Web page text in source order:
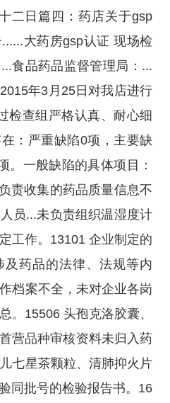
二日篇四：药店关于gsp
大药房gsp认证 现场检
食品药品监督管理局：...
年3月25日对我店进行
检查组严格认真、耐心细
：严重缺陷0项，主要缺
。一般缺陷的具体项目：
责收集的药品质量信息不
员...未负责组织温湿度计
工作。13101 企业制定的
药品的法律、法规等内
档案不全，未对企业各岗
。15506 头孢克洛胶囊、
营品种审核资料未归入药
七星茶颗粒、清肺抑火片
同批号的检验报告书。16